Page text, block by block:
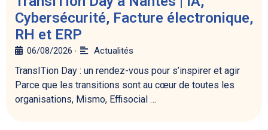
Cybersécurité, Facture électronique,
RH et ERP
06/08/2026 • Actualités
TransITion Day : un rendez-vous pour s’inspirer et agir
Parce que les transitions sont au cœur de toutes les
organisations, Mismo, Effisocial …